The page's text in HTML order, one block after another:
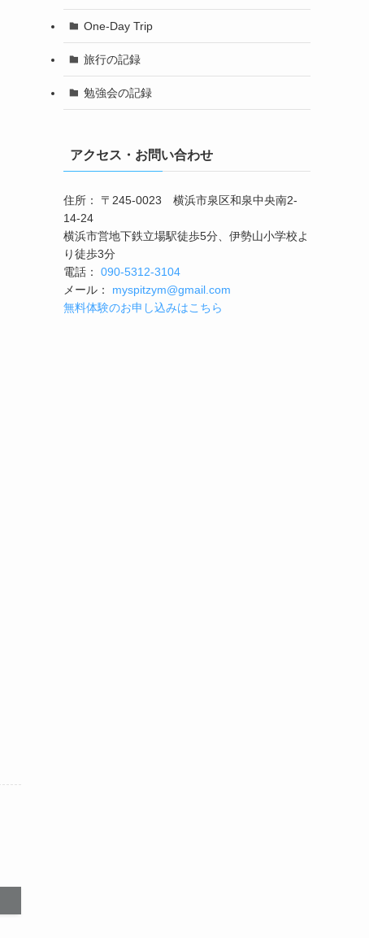
One-Day Trip
旅行の記録
勉強会の記録
アクセス・お問い合わせ
住所： 〒245-0023 横浜市泉区和泉中央南2-
14-24
横浜市営地下鉄立場駅徒歩5分、伊勢山小学校よ
り徒歩3分
電話： 090-5312-3104
メール： myspitzym@gmail.com
無料体験のお申し込みはこちら